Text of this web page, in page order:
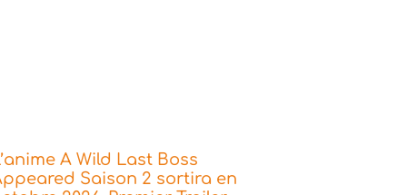
A Wild Last Boss
Saison 2 sortira en